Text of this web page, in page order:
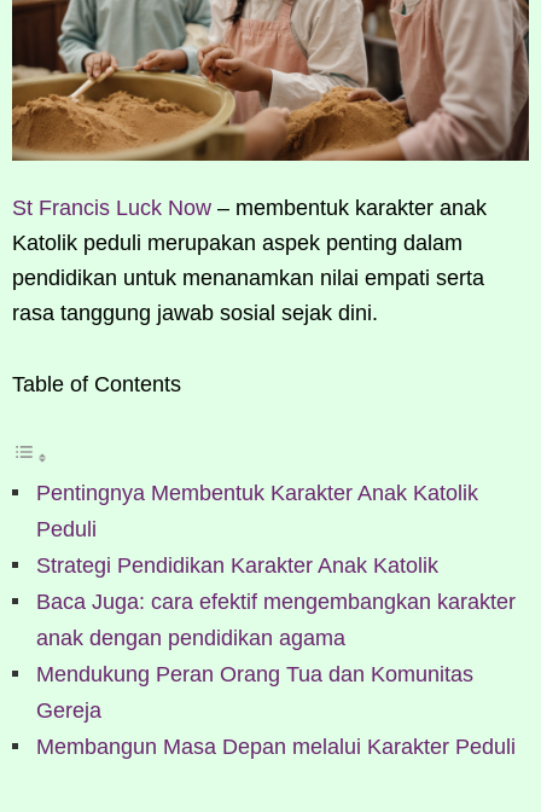
St Francis Luck Now – membentuk karakter anak
Katolik peduli merupakan aspek penting dalam
pendidikan untuk menanamkan nilai empati serta
rasa tanggung jawab sosial sejak dini.
Table of Contents
Pentingnya Membentuk Karakter Anak Katolik
Peduli
Strategi Pendidikan Karakter Anak Katolik
Baca Juga: cara efektif mengembangkan karakter
anak dengan pendidikan agama
Mendukung Peran Orang Tua dan Komunitas
Gereja
Membangun Masa Depan melalui Karakter Peduli